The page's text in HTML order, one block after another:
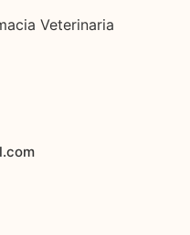
Veterinaria